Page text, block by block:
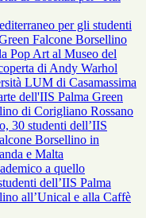
per gli studenti
Falcone Borsellino
Pop Art al Museo del
di Andy Warhol
LUM di Casamassima
dell'IIS Palma Green
di Corigliano Rossano
30 studenti dell’IIS
Borsellino in
e Malta
a quello
dell’IIS Palma
all’Unical e alla Caffè